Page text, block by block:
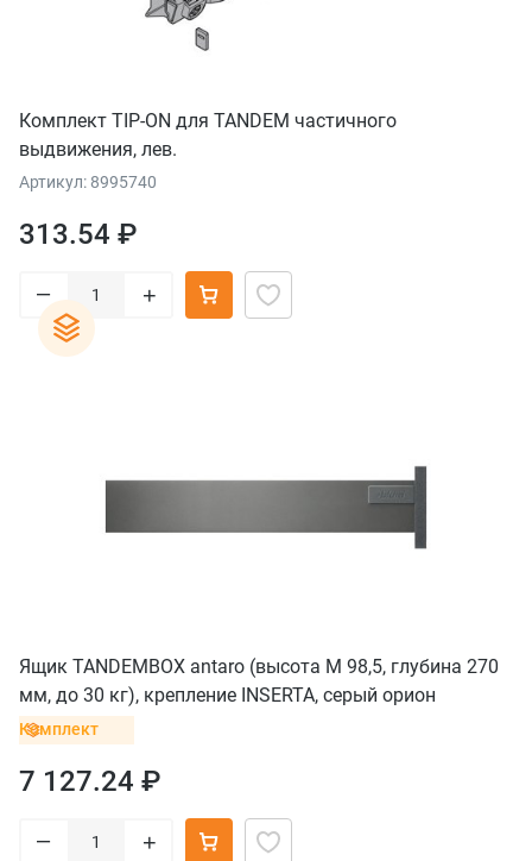
Комплект TIP-ON для TANDEM частичного
выдвижения, лев.
Артикул: 8995740
313.54 ₽
– +
Ящик TANDEMBOX antaro (высота M 98,5, глубина 270
мм, до 30 кг), крепление INSERTA, серый орион
Комплект
7 127.24 ₽
– +